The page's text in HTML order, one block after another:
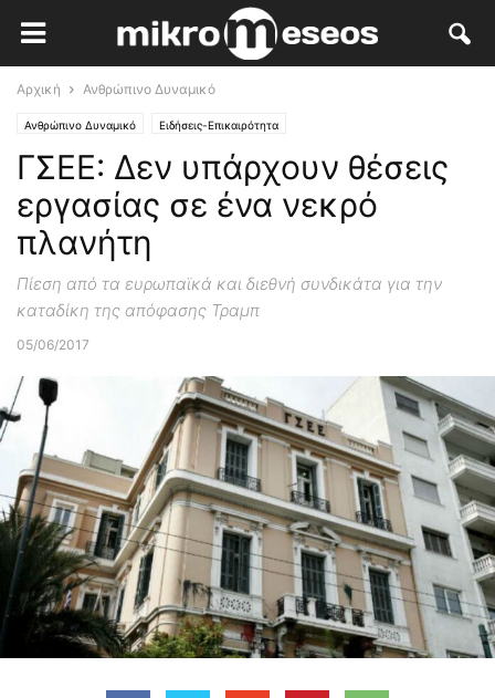
Αρχική Ανθρώπινο Δυναμικό
Ανθρώπινο Δυναμικό Ειδήσεις-Επικαιρότητα
ΓΣΕΕ: Δεν υπάρχουν θέσεις
εργασίας σε ένα νεκρό
πλανήτη
Πίεση από τα ευρωπαϊκά και διεθνή συνδικάτα για την
καταδίκη της απόφασης Τραμπ
05/06/2017